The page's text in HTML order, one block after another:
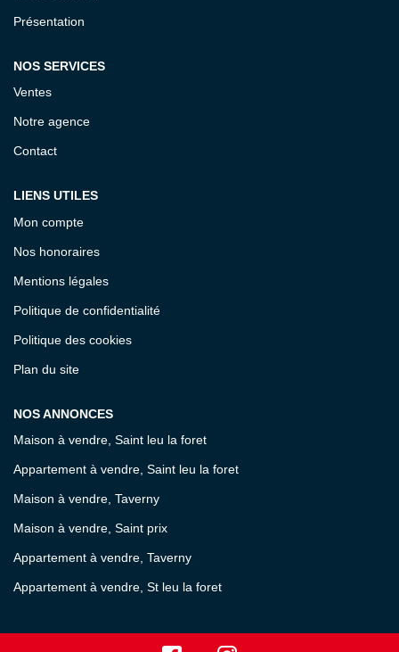
Présentation
NOS SERVICES
Ventes
Notre agence
Contact
LIENS UTILES
Mon compte
Nos honoraires
Mentions légales
Politique de confidentialité
Politique des cookies
Plan du site
NOS ANNONCES
Maison à vendre, Saint leu la foret
Appartement à vendre, Saint leu la foret
Maison à vendre, Taverny
Maison à vendre, Saint prix
Appartement à vendre, Taverny
Appartement à vendre, St leu la foret